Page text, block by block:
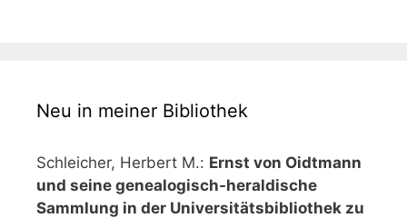
Neu in meiner Bibliothek
Schleicher, Herbert M.: Ernst von Oidtmann
und seine genealogisch-heraldische
Sammlung in der Universitätsbibliothek zu